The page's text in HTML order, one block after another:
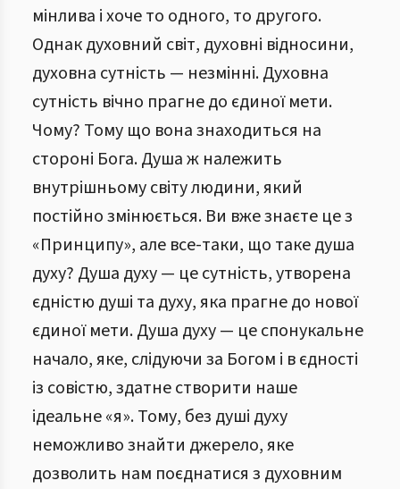
мінлива і хоче то одного, то другого.
Однак духовний світ, духовні відносини,
духовна сутність — незмінні. Духовна
сутність вічно прагне до єдиної мети.
Чому? Тому що вона знаходиться на
стороні Бога. Душа ж належить
внутрішньому світу людини, який
постійно змінюється. Ви вже знаєте це з
«Принципу», але все-таки, що таке душа
духу? Душа духу — це сутність, утворена
єдністю душі та духу, яка прагне до нової
єдиної мети. Душа духу — це спонукальне
начало, яке, слідуючи за Богом і в єдності
із совістю, здатне створити наше
ідеальне «я». Тому, без душі духу
неможливо знайти джерело, яке
дозволить нам поєднатися з духовним